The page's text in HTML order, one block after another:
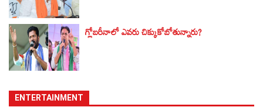
గ్లోబరీనాలో ఎవరు చిక్కుకోబోతున్నారు?
ENTERTAINMENT